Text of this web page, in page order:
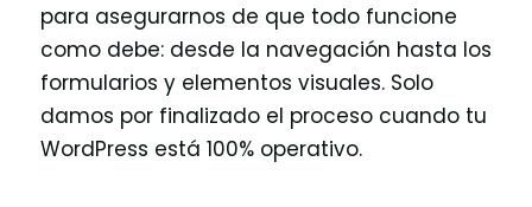
para asegurarnos de que todo funcione
como debe: desde la navegación hasta los
formularios y elementos visuales. Solo
damos por finalizado el proceso cuando tu
WordPress está 100% operativo.